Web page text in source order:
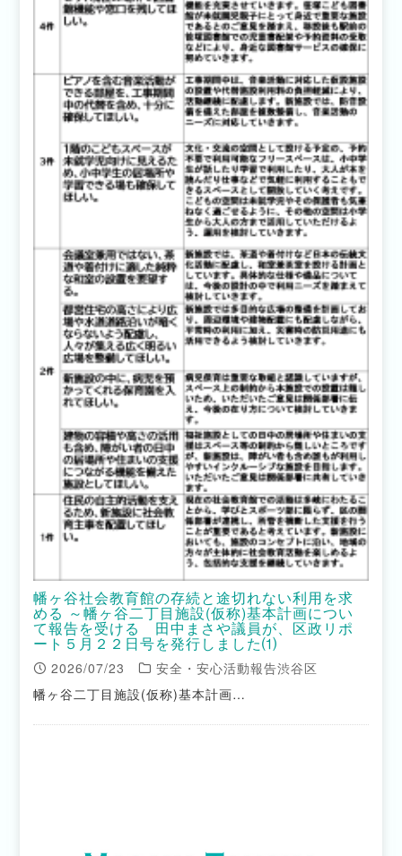
幡ヶ谷社会教育館の存続と途切れない利用を求
める ～幡ヶ谷二丁目施設(仮称)基本計画につい
て報告を受ける 田中まさや議員が、区政リポ
ート５月２２日号を発行しました⑴
2026/07/23
安全・安心活動報告渋谷区
幡ヶ谷二丁目施設(仮称)基本計画…